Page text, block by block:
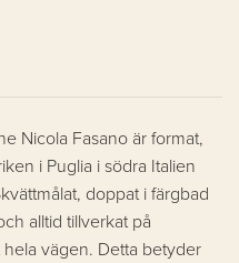
Nicola Fasano är format,
i Puglia i södra Italien
doppat i färgbad
alltid tillverkat på
vägen. Detta betyder